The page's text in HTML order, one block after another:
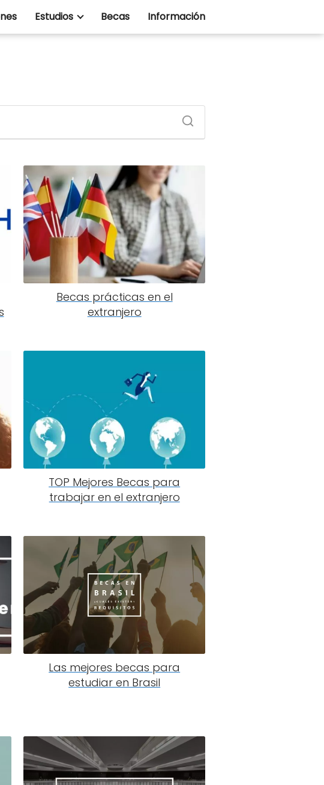
Estudios Becas Información
Becas prácticas en el
extranjero
TOP Mejores Becas para
trabajar en el extranjero
Las mejores becas para
estudiar en Brasil